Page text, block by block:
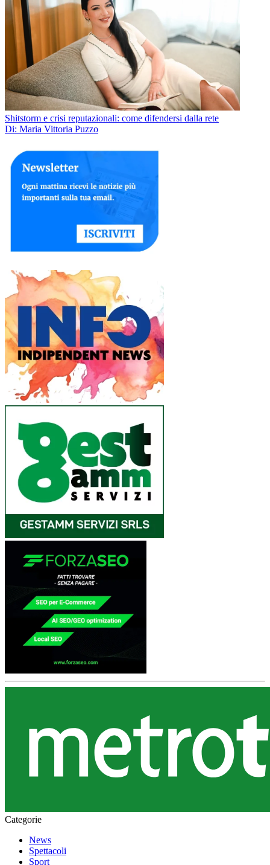
Shitstorm e crisi reputazionali: come difendersi dalla rete
Di: Maria Vittoria Puzzo
Categorie
News
Spettacoli
Sport